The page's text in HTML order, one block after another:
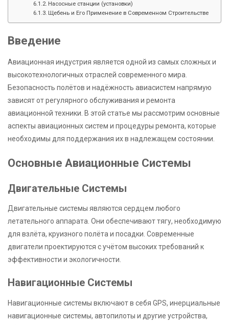
Насосные станции (установки)
Щебень и Его Применение в Современном Строительстве
Введение
Авиационная индустрия является одной из самых сложных и
высокотехнологичных отраслей современного мира.
Безопасность полётов и надёжность авиасистем напрямую
зависят от регулярного обслуживания и ремонта
авиационной техники. В этой статье мы рассмотрим основные
аспекты авиационных систем и процедуры ремонта, которые
необходимы для поддержания их в надлежащем состоянии.
Основные Авиационные Системы
Двигательные Системы
Двигательные системы являются сердцем любого
летательного аппарата. Они обеспечивают тягу, необходимую
для взлёта, круизного полёта и посадки. Современные
двигатели проектируются с учётом высоких требований к
эффективности и экологичности.
Навигационные Системы
Навигационные системы включают в себя GPS, инерциальные
навигационные системы, автопилоты и другие устройства,